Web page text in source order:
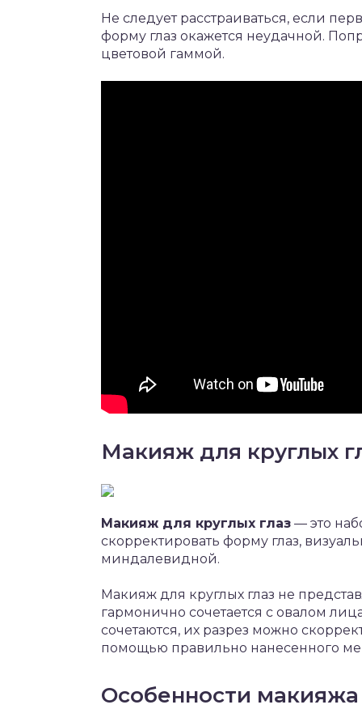
Не следует расстраиваться, если
форму глаз окажется неудачной.
цветовой гаммой.
Макияж для круглых
Макияж для круглых глаз — это
скорректировать форму глаз,
миндалевидной.
Макияж для круглых глаз не
гармонично сочетается с овалом
сочетаются, их разрез можно
помощью правильно нанесенного
Особенности макияжа